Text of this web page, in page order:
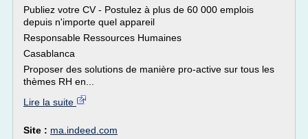
Publiez votre CV - Postulez à plus de 60 000 emplois
depuis n'importe quel appareil
Responsable Ressources Humaines
Casablanca
Proposer des solutions de manière pro-active sur tous les
thèmes RH en...
Lire la suite
Site : ma.indeed.com